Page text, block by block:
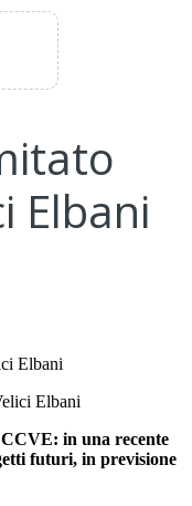
Elbani
Elbani
in una recente
futuri, in previsione